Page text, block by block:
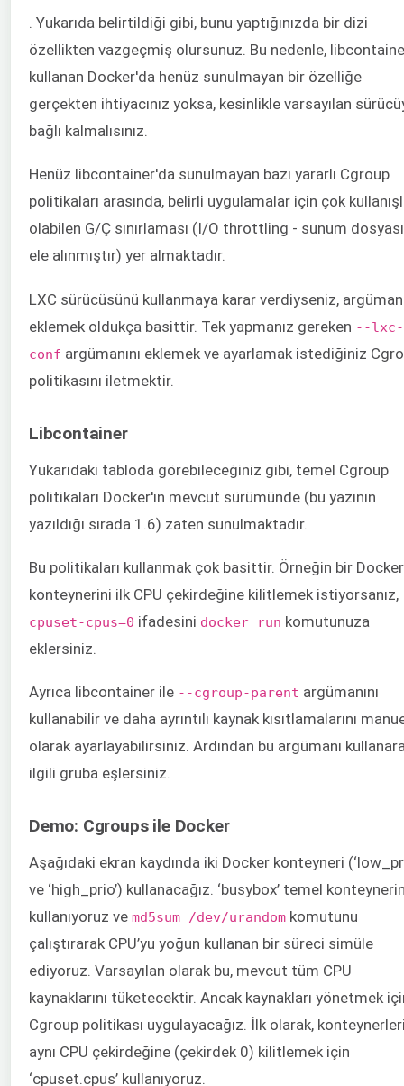
. Yukarıda belirtildiği gibi, bunu yaptığınızda bir dizi
özellikten vazgeçmiş olursunuz. Bu nedenle,
kullanan Docker'da henüz sunulmayan bir özelliğe
gerçekten ihtiyacınız yoksa, kesinlikle varsayılan
bağlı kalmalısınız.
Henüz libcontainer'da sunulmayan bazı yararlı Cgroup
politikaları arasında, belirli uygulamalar için çok
olabilen G/Ç sınırlaması (I/O throttling - sunum
ele alınmıştır) yer almaktadır.
LXC sürücüsünü kullanmaya karar verdiyseniz, argüman
eklemek oldukça basittir. Tek yapmanız gereken --lxc-
conf argümanını eklemek ve ayarlamak istediğiniz
politikasını iletmektir.
Libcontainer
Yukarıdaki tabloda görebileceğiniz gibi, temel Cgroup
politikaları Docker'ın mevcut sürümünde (bu yazının
yazıldığı sırada 1.6) zaten sunulmaktadır.
Bu politikaları kullanmak çok basittir. Örneğin bir Docker
konteynerini ilk CPU çekirdeğine kilitlemek istiyorsanız,
cpuset-cpus=0 ifadesini docker run komutunuza
eklersiniz.
Ayrıca libcontainer ile --cgroup-parent argümanını
kullanabilir ve daha ayrıntılı kaynak kısıtlamalarını
olarak ayarlayabilirsiniz. Ardından bu argümanı
ilgili gruba eşlersiniz.
Demo: Cgroups ile Docker
Aşağıdaki ekran kaydında iki Docker konteyneri
ve ‘high_prio’) kullanacağız. ‘busybox’ temel
kullanıyoruz ve md5sum /dev/urandom komutunu
çalıştırarak CPU’yu yoğun kullanan bir süreci simüle
ediyoruz. Varsayılan olarak bu, mevcut tüm CPU
kaynaklarını tüketecektir. Ancak kaynakları yönetmek
Cgroup politikası uygulayacağız. İlk olarak,
aynı CPU çekirdeğine (çekirdek 0) kilitlemek için
‘cpuset.cpus’ kullanıyoruz.